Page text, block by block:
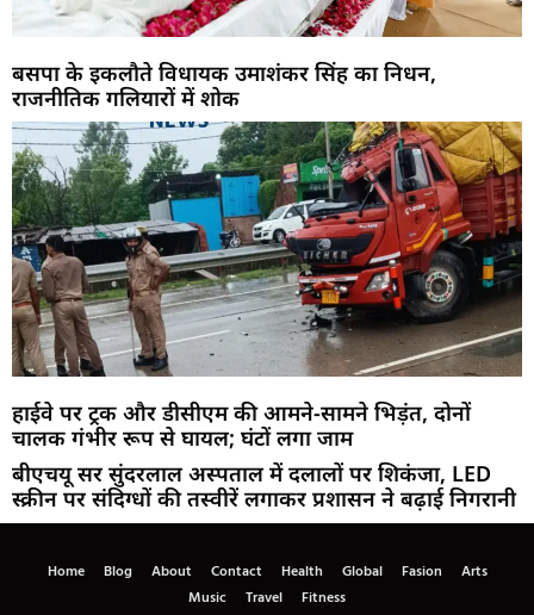
बसपा के इकलौते विधायक उमाशंकर सिंह का निधन,
राजनीतिक गलियारों में शोक
हाईवे पर ट्रक और डीसीएम की आमने-सामने भिड़ंत, दोनों
चालक गंभीर रूप से घायल; घंटों लगा जाम
बीएचयू सर सुंदरलाल अस्पताल में दलालों पर शिकंजा, LED
स्क्रीन पर संदिग्धों की तस्वीरें लगाकर प्रशासन ने बढ़ाई निगरानी
Home Blog About Contact Health Global Fasion
Arts
Music
Travel Fitness